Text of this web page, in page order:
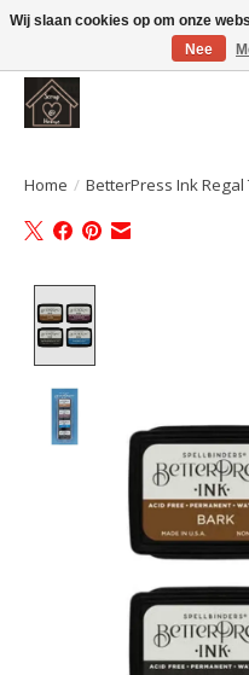
Large selection of products and
Home / BetterPress Ink Regal
Wij slaan cookies op om onze
Nee